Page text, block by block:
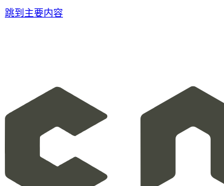
跳到主要内容